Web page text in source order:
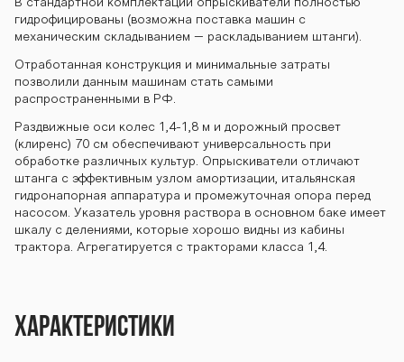
ОП-2000 ОП-20
00 ОП-2000 ОП
-2000 ОП-2000
ОП-2000 ОП-20
В стандартной комплектации опрыскиватели полностью
гидрофицированы (возможна поставка машин с
механическим складыванием – раскладыванием штанги).
Отработанная конструкция и минимальные затраты
позволили данным машинам стать самыми
распространенными в РФ.
Раздвижные оси колес 1,4-1,8 м и дорожный просвет
(клиренс) 70 см обеспечивают универсальность при
обработке различных культур. Опрыскиватели отличают
штанга с эффективным узлом амортизации, итальянская
гидронапорная аппаратура и промежуточная опора перед
насосом. Указатель уровня раствора в основном баке имеет
шкалу с делениями, которые хорошо видны из кабины
трактора. Агрегатируется с тракторами класса 1,4.
Характеристики